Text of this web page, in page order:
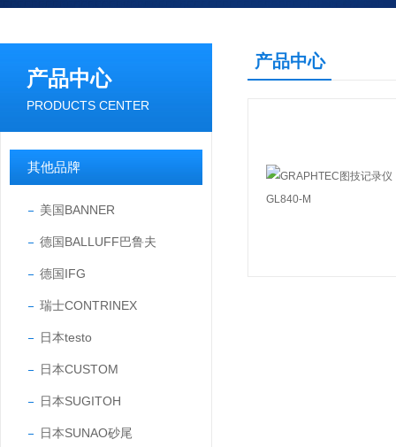
产品中心
PRODUCTS CENTER
其他品牌
美国BANNER
德国BALLUFF巴鲁夫
德国IFG
瑞士CONTRINEX
日本testo
日本CUSTOM
日本SUGITOH
日本SUNAO砂尾
产品中心